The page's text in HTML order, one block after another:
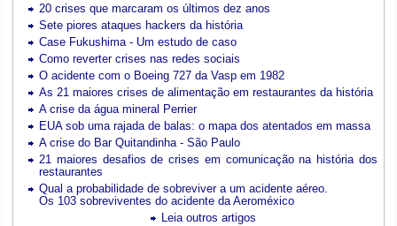
20 crises que marcaram os últimos dez anos
Sete piores ataques hackers da história
Case Fukushima - Um estudo de caso
Como reverter crises nas redes sociais
O acidente com o Boeing 727 da Vasp em 1982
As 21 maiores crises de alimentação em restaurantes da história
A crise da água mineral Perrier
EUA sob uma rajada de balas: o mapa dos atentados em massa
A crise do Bar Quitandinha - São Paulo
21 maiores desafios de crises em comunicação na história dos
restaurantes
Qual a probabilidade de sobreviver a um acidente aéreo.
Os 103 sobreviventes do acidente da Aeroméxico
Leia outros artigos